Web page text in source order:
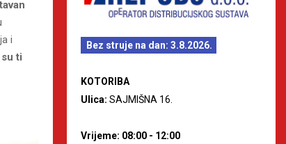
i
ti
Bez struje na dan: 3.8.2026.
KOTORIBA
Ulica: SAJMIŠNA 16.
Vrijeme: 08:00 - 12:00